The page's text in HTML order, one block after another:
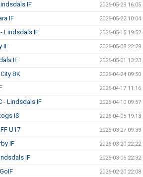
IF 2026-05-29 16:05
IF 2026-05-22 10:04
Lindsdals IF 2026-05-15 19:52
IF 2026-05-08 22:29
IF 2026-05-01 13:23
BK 2026-04-24 09:50
2026-04-17 11:16
- Lindsdals IF 2026-04-10 09:57
IS 2026-04-05 19:13
U17 2026-03-27 09:39
IF 2026-03-20 22:22
IF 2026-03-06 22:32
2026-02-20 22:08